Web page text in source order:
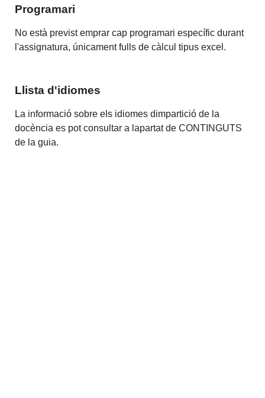
Programari
No està previst emprar cap programari específic durant
l'assignatura, únicament fulls de càlcul tipus excel.
Llista d'idiomes
La informació sobre els idiomes dimpartició de la
docència es pot consultar a lapartat de CONTINGUTS
de la guia.